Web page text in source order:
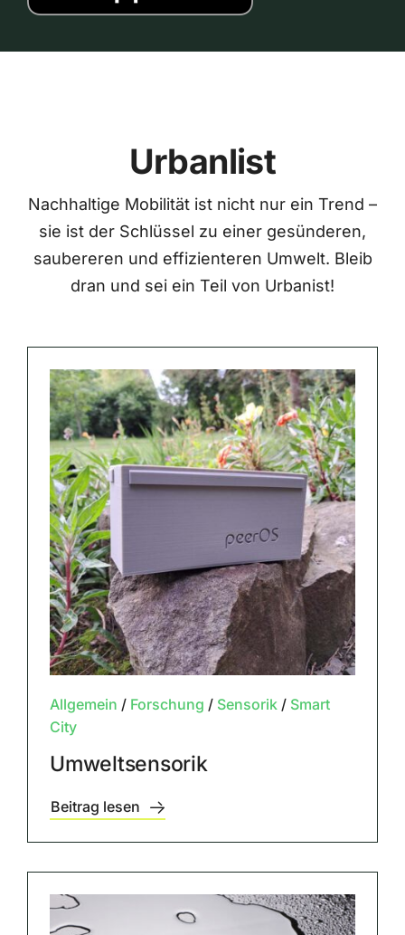
Urbanlist
Nachhaltige Mobilität ist nicht nur ein Trend –
sie ist der Schlüssel zu einer gesünderen,
saubereren und effizienteren Umwelt. Bleib
dran und sei ein Teil von Urbanist!
Allgemein / Forschung / Sensorik/ Smart
City
Umweltsensorik
Beitrag lesen